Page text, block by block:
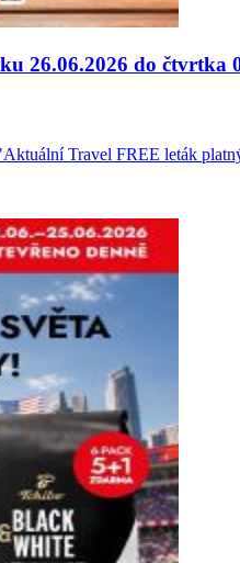
26.06.2026 do čtvrtka
Travel FREE leták